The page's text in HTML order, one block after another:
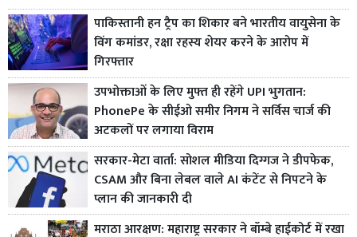
पाकिस्तानी हन ट्रैप का शिकार बने भारतीय वायुसेना के
विंग कमांडर, रक्षा रहस्य शेयर करने के आरोप में
गिरफ्तार
उपभोक्ताओं के लिए मुफ्त ही रहेंगे UPI भुगतान:
PhonePe के सीईओ समीर निगम ने सर्विस चार्ज की
अटकलों पर लगाया विराम
सरकार-मेटा वार्ता: सोशल मीडिया दिग्गज ने डीपफेक,
CSAM और बिना लेबल वाले AI कंटेंट से निपटने के
प्लान की जानकारी दी
मराठा आरक्षण: महाराष्ट्र सरकार ने बॉम्बे हाईकोर्ट में रखा